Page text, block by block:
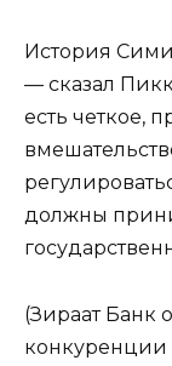
История
— сказал
есть четкое,
должны
(Зираат Банк
конкуренции